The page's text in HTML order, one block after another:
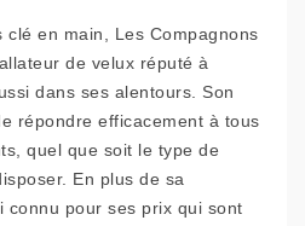
clé en main, Les Compagnons
de velux réputé à
dans ses alentours. Son
répondre efficacement à tous
quel que soit le type de
En plus de sa
connu pour ses prix qui sont